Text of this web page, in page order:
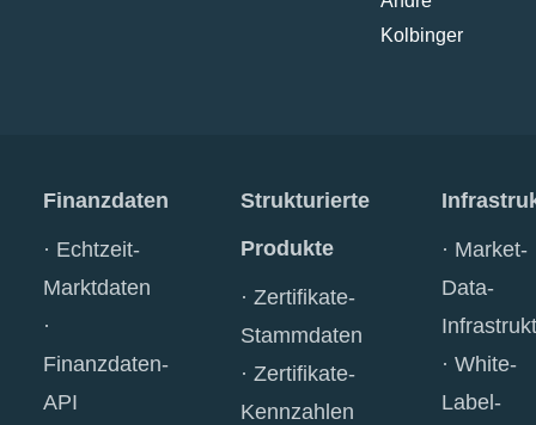
Kolbinger
Finanzdaten
Echtzeit-
Marktdaten
Finanzdaten-
API
Strukturierte
Produkte
Zertifikate-
Stammdaten
Zertifikate-
Kennzahlen
Market-
Data-
White-
Label-